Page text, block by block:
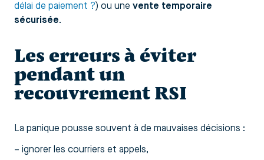
délai de paiement ?) ou une vente temporaire
sécurisée.
Les erreurs à éviter
pendant un
recouvrement RSI
La panique pousse souvent à de mauvaises décisions :
– ignorer les courriers et appels,